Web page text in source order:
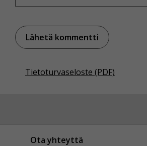
Tietoturvaseloste (PDF)
Ota yhteyttä